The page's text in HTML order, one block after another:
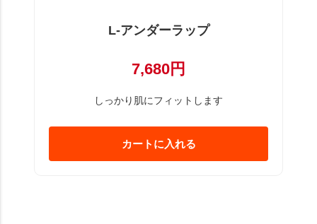
L-アンダーラップ
7,680円
しっかり肌にフィットします
カートに入れる